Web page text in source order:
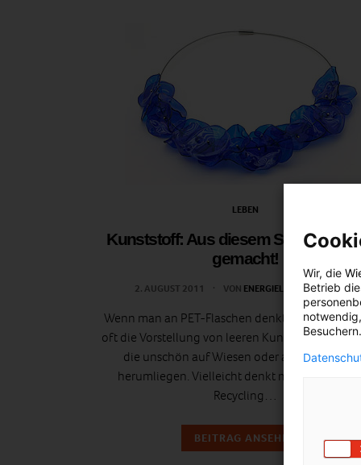
LEBEN
Kunststoff: Aus diesem Stoff wird
gemacht!
2. AUGUST 2011 VON ENERGIELEBEN REDAKTION
Wenn man an PET-Flaschen denkt, drängt sich
oft die Vorstellung von leeren Kunststoff-
die unschön auf Wiesen oder am
herumliegen. Vielleicht denkt man aber auch
Recycling…
BEITRAG ANSEHEN
Wir, die
Betrieb